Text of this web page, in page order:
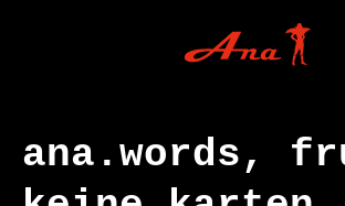
ana.words,